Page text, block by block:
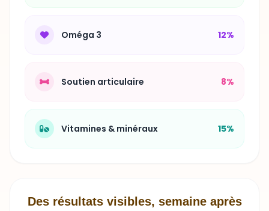
Oméga 3 12%
Soutien articulaire 8%
Vitamines & minéraux 15%
Des résultats visibles, semaine après